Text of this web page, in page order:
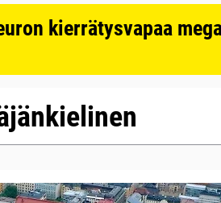
kierrätysvapaa